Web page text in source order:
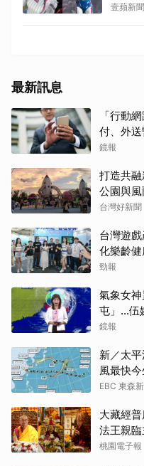
壹蘋新
最新訊息
「行動
付、外
次看
鏡報
打造共
公園與
台灣好新聞
台灣遊
化樂齡
勁報
氣象女
屯」...伍
鏡報
新／太
風最快
EBC 東森
大藏經
法王親
桃園電子報